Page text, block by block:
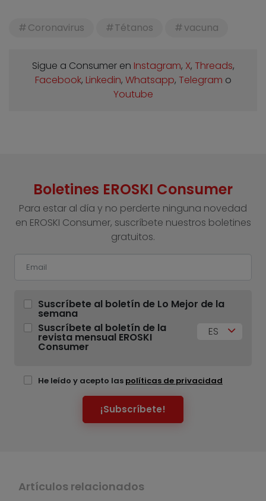
Coronavirus Tétanos vacuna
Sigue a Consumer en Instagram, X, Threads,
Facebook, Linkedin, Whatsapp, Telegram o
Youtube
Boletines EROSKI Consumer
Para estar al día y no perderte ninguna novedad
en EROSKI Consumer, suscríbete nuestros boletines
gratuitos.
Suscríbete al boletín de Lo Mejor de la
semana
Suscríbete al boletín de la
revista mensual EROSKI
Consumer
ES
He leído y acepto las políticas de privacidad
¡Subscríbete!
Artículos relacionados